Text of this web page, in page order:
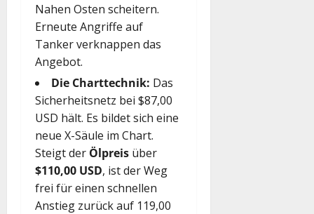
Nahen Osten scheitern.
Erneute Angriffe auf
Tanker verknappen das
Angebot.
Die Charttechnik: Das
Sicherheitsnetz bei $87,00
USD hält. Es bildet sich eine
neue X-Säule im Chart.
Steigt der Ölpreis
$110,00 USD, ist der Weg
frei für einen schnellen
Anstieg zurück auf 119,00